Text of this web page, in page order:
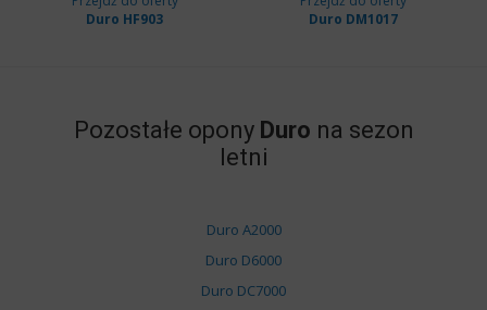
Duro HF903
Duro DM1017
Pozostałe opony Duro na sezon
letni
Duro A2000
Duro D6000
Duro DC7000